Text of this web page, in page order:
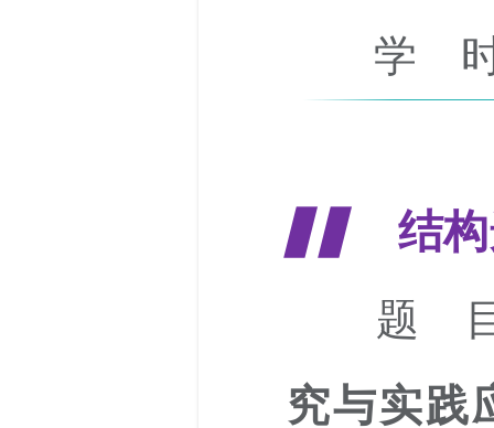
学 时
▋▋ 结
题 目
究与实践